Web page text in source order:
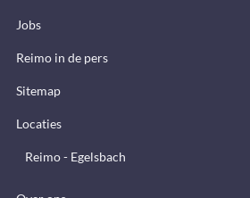
Jobs
Reimo in de pers
Sitemap
Locaties
Reimo - Egelsbach